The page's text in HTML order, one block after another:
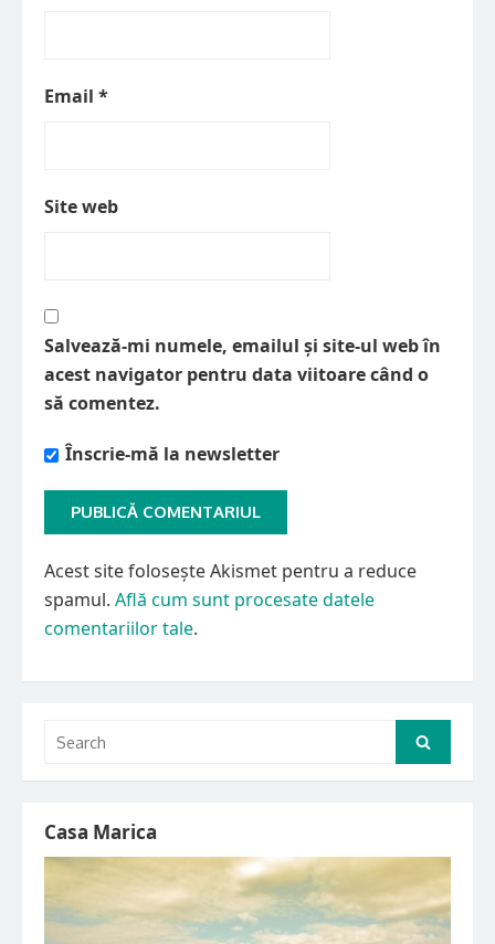
Email *
Site web
Salvează-mi numele, emailul și site-ul web în
acest navigator pentru data viitoare când o
să comentez.
Înscrie-mă la newsletter
Acest site folosește Akismet pentru a reduce
spamul. Află cum sunt procesate datele
comentariilor tale.
Search
Search
Casa Marica